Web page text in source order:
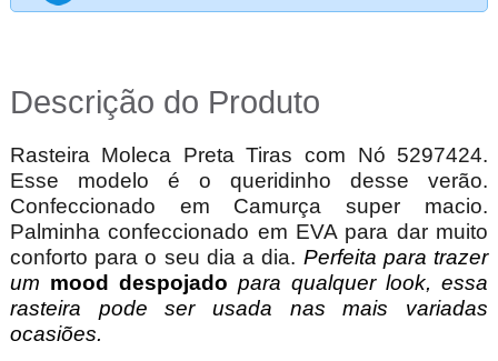
Descrição do Produto
Rasteira Moleca Preta Tiras com Nó 5297424.
Esse modelo é o queridinho desse verão.
Confeccionado em Camurça super macio.
Palminha confeccionado em EVA para dar muito
conforto para o seu dia a dia. Perfeita para trazer
um mood despojado para qualquer look, essa
rasteira pode ser usada nas mais variadas
ocasiões.